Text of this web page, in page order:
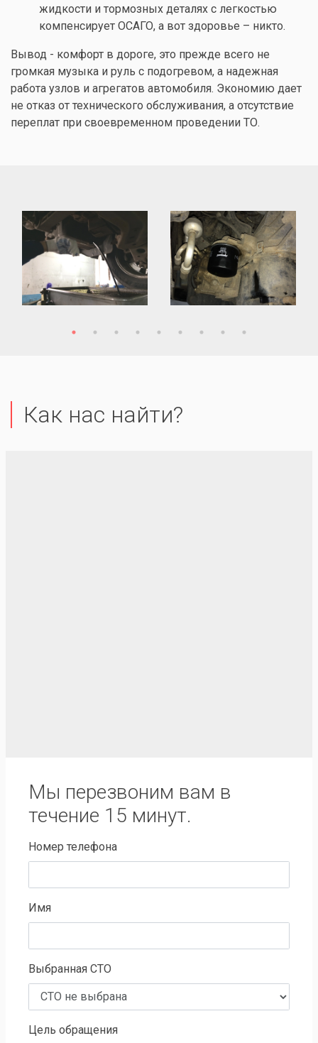
жидкости и тормозных деталях с легкостью
компенсирует ОСАГО, а вот здоровье – никто.
Вывод - комфорт в дороге, это прежде всего не
громкая музыка и руль с подогревом, а надежная
работа узлов и агрегатов автомобиля. Экономию дает
не отказ от технического обслуживания, а отсутствие
переплат при своевременном проведении ТО.
Как нас найти?
Мы перезвоним вам в
течение 15 минут.
Номер телефона
Имя
Выбранная СТО
Цель обращения